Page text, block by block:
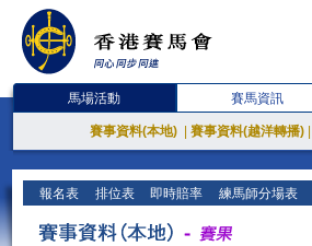
馬場活動 賽馬資訊
賽事資料(本地) 賽事資料(越洋轉播)
報名表 排位表 即時賠率 練馬師分場表